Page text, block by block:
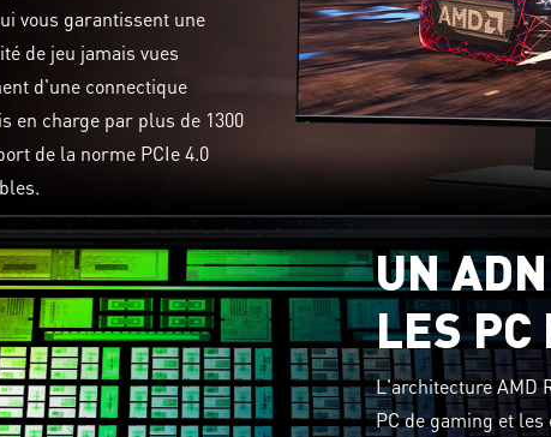
vous garantissent une
de jeu jamais vues
d'une connectique
en charge par plus de 1300
de la norme PCIe 4.0
UN
LES PC
L'architecture AMD
PC de gaming et